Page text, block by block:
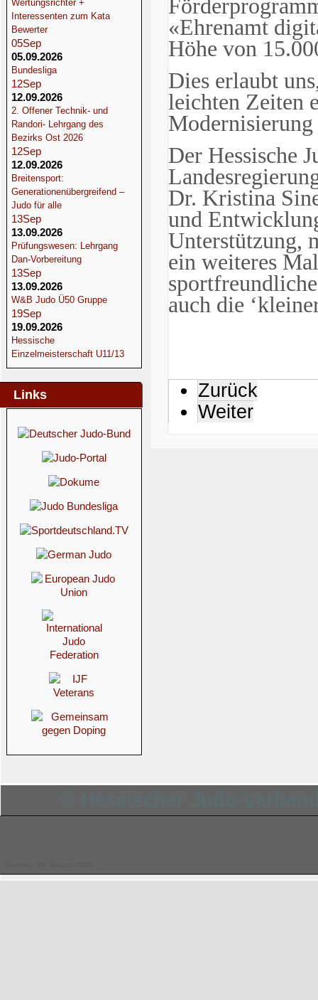
Wertungsrichter +
Interessenten zum Kata
Bewerter
05Sep
05.09.2026
Bundesliga
12Sep
12.09.2026
2. Offener Technik- und
Randori- Lehrgang des
Bezirks Ost 2026
12Sep
12.09.2026
Breitensport:
Generationenübergreifend –
Judo für alle
13Sep
13.09.2026
Prüfungswesen: Lehrgang
Dan-Vorbereitung
13Sep
13.09.2026
W&B Judo Ü50 Gruppe
19Sep
19.09.2026
Hessische
Einzelmeisterschaft U11/13
Links
«Ehrenamt
Höhe von
Dies erlaubt
leichten Zeiten
Der Hessische
Dr. Kristina
und
Unterstützung,
ein weiteres
auch die
Zurück
Weiter